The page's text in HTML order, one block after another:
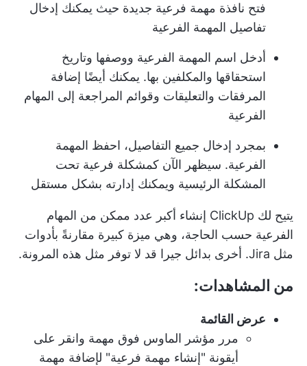
فتح نافذة مهمة فرعية جديدة حيث يمكنك إدخال
تفاصيل المهمة الفرعية
أدخل اسم المهمة الفرعية ووصفها وتاريخ
استحقاقها والمكلفين بها. يمكنك أيضًا إضافة
المرفقات والتعليقات وقوائم المراجعة إلى المهام
الفرعية
بمجرد إدخال جميع التفاصيل، احفظ المهمة
الفرعية. سيظهر الآن كمشكلة فرعية تحت
المشكلة الرئيسية ويمكنك إدارته بشكل مستقل
يتيح لك ClickUp إنشاء أكبر عدد ممكن من المهام
الفرعية حسب الحاجة، وهي ميزة كبيرة مقارنةً بأدوات
مثل Jira. أخرى
بدائل جيرا قد لا توفر مثل هذه المرونة.
من المشاهدات:
عرض القائمة
مرر مؤشر الماوس فوق مهمة وانقر على
أيقونة "إنشاء مهمة فرعية" لإضافة مهمة